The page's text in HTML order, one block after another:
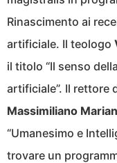
Rinascimento ai
artificiale. Il teologo
il titolo “Il senso
artificiale”. Il rettore
Massimiliano
“Umanesimo e
trovare un